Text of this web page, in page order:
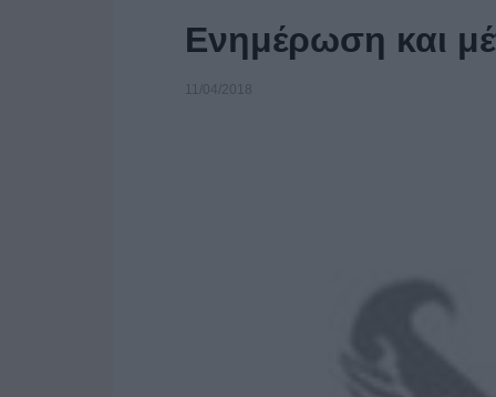
Ενημέρωση και
11/04/2018